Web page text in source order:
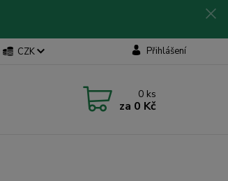
CZK Přihlášení
0 ks
za 0 Kč